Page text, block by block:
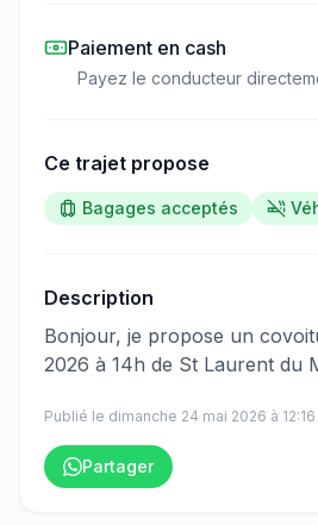
Paiement en cash
Payez le conducteur
Ce trajet propose
Bagages acceptés
Description
​‌​‍​‌‌​​​‌‌​‌‌​‌‌​‌​‌‌‌​​​​​‌‌​‌​‌​​‌‌‌‌​​​​​‌‌​‌‌‌​​‌‌‌​​‌​‌‌​‌‌‌‌​‌‌‌​​​‌​​‌‌​​​​​​‌‌​​​​​​‌‌​​​‌​​‌‌​‌‌‌​​‌‌​‌​​​‌‌‌​‌‌​​‌‌‌‌​‌​​‌‌‌​‌‌​​‌‌​​​‌‌​‌‌​​‌​​​‌‌​‌​​‌​‌‌‌‌​​‌​‌‌​‌​​​​​‌‌​​‌‌​‌‌‌​​​‌​‌‌​‌​​‌‍Bonjour, je propose un
2026 à 14h de St Laurent du
Publié le dimanche 24 mai 2026 à 12:16
Partager